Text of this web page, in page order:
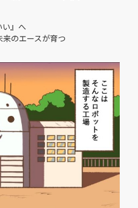
い』へ
のエースが育つ